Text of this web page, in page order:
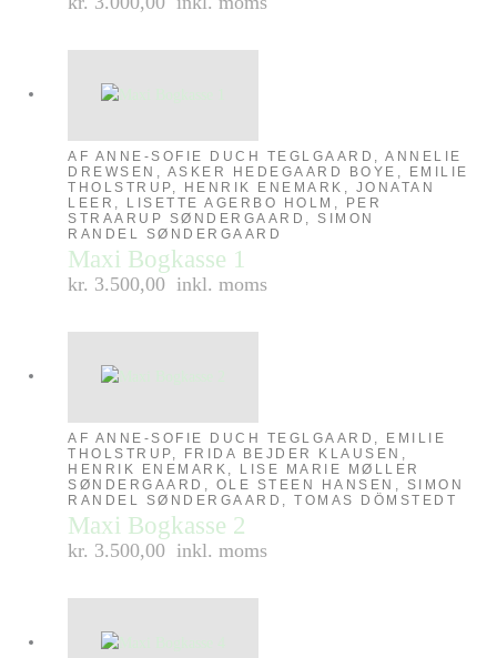
AF ANNE-SOFIE DUCH TEGLGAARD, ANNELIE
DREWSEN, ASKER HEDEGAARD BOYE, EMILIE
THOLSTRUP, HENRIK ENEMARK, JONATAN
LEER, LISETTE AGERBO HOLM, PER
STRAARUP SØNDERGAARD, SIMON
RANDEL SØNDERGAARD
Maxi Bogkasse 1
kr. 3.500,00 inkl. moms
AF ANNE-SOFIE DUCH TEGLGAARD, EMILIE
THOLSTRUP, FRIDA BEJDER KLAUSEN,
HENRIK ENEMARK, LISE MARIE MØLLER
SØNDERGAARD, OLE STEEN HANSEN, SIMON
RANDEL SØNDERGAARD, TOMAS DÖMSTEDT
Maxi Bogkasse 2
kr. 3.500,00 inkl. moms